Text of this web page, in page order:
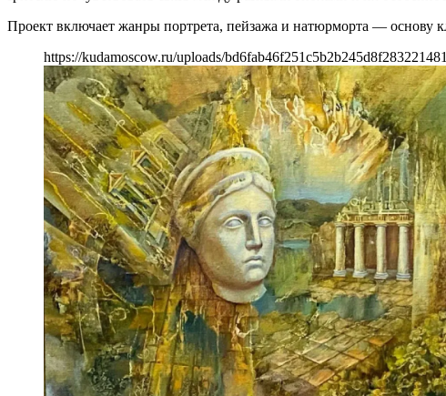
Проект включает жанры портрета, пейзажа и натюрморта —
https://kudamoscow.ru/uploads/